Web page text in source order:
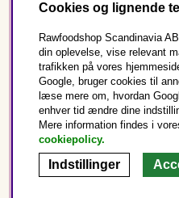
Dette er Rawfoodshop
Danmark
Cookies og lignende
Rawfoodshop Scandinavia
din oplevelse, vise relevant
trafikken på vores
Google, bruger cookies til
læse mere om, hvordan
enhver tid ændre dine
Mere information findes i
cookiepolicy.
Indstillinger